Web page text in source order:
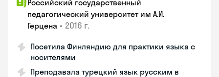
Российский государственный
педагогический университет им А.И.
Герцена • 2016 г.
Посетила Финляндию для практики языка с
носителями
Преподавала турецкий язык русским в